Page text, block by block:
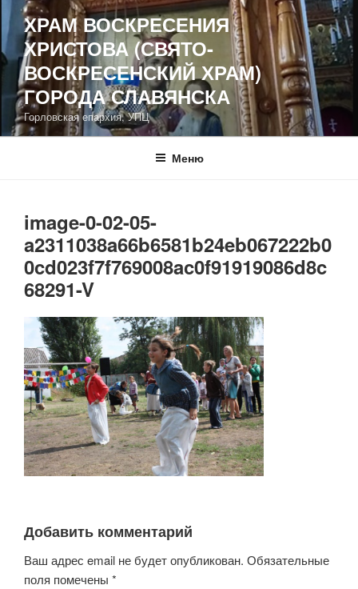
Перейти
содержимому
ХРАМ ВОСКРЕСЕНИЯ
ХРИСТОВА (СВЯТО-
ВОСКРЕСЕНСКИЙ ХРАМ)
ГОРОДА СЛАВЯНСКА
Горловская епархия, УПЦ
Меню
image-0-02-05-
a2311038a66b6581b24eb067222b0
0cd023f7f769008ac0f91919086d8c
68291-V
Добавить комментарий
Ваш адрес email не будет опубликован. Обязательные
поля помечены *